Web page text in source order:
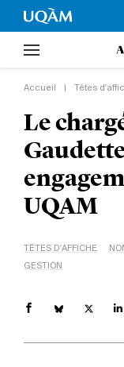
Accueil Têtes
Le
UQAM
TÊTES D'AFFICHE
GESTION